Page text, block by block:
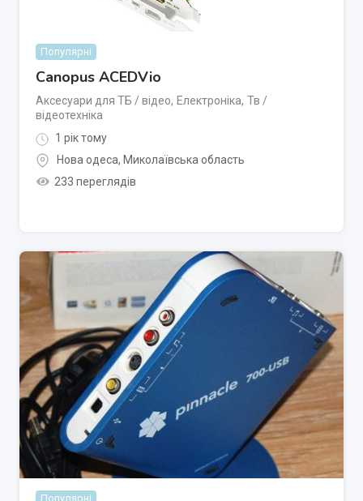
Популярні
Canopus ACEDVio
Аксесуари для ТБ / відео, Електроніка, Тв /
відеотехніка
1 рік тому
Нова одеса, Миколаївська область
233 переглядів
Популярні